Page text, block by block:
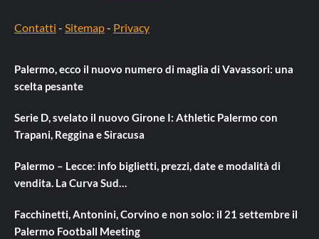
Contatti - Sitemap- Privacy
Palermo, ecco il nuovo numero di maglia di Vavassori: una
scelta pesante
Serie D, svelato il nuovo Girone I: Athletic Palermo con
Trapani, Reggina e Siracusa
Palermo – Lecce: info biglietti, prezzi, date e modalità di
vendita. La Curva Sud…
Facchinetti, Antonini, Corvino e non solo: il 21 settembre il
Palermo Football Meeting